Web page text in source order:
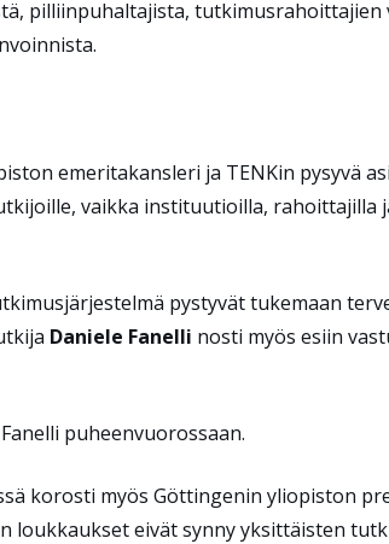
pilliinpuhaltajista, tutkimusrahoittajien
emeritakansleri ja TENKin pysyvä
vaikka instituutioilla, rahoittajilla
pystyvät tukemaan
Daniele Fanelli nosti myös esiin
puheenvuorossaan.
korosti myös Göttingenin yliopiston
loukkaukset eivät synny yksittäisten